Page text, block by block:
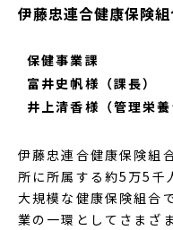
伊藤忠連合健康保険
保健事業課
富井史帆様（課長）
井上清香様（管理栄
伊藤忠連合健康保険組
所に所属する約5万5千
大規模な健康保険組合
業の一環としてさまざ